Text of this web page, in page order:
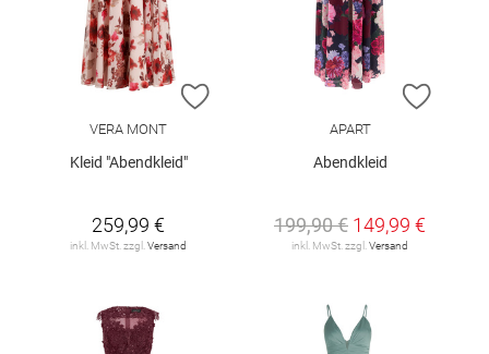
ZUR WUNSCHLISTE HINZUFÜGEN
VERA MONT
Kleid "Abendkleid"
259,99 €
inkl. MwSt. zzgl. Versand
ZUR
APART
Abendkleid
199,90 € 149,99 €
inkl. MwSt. zzgl. Versand